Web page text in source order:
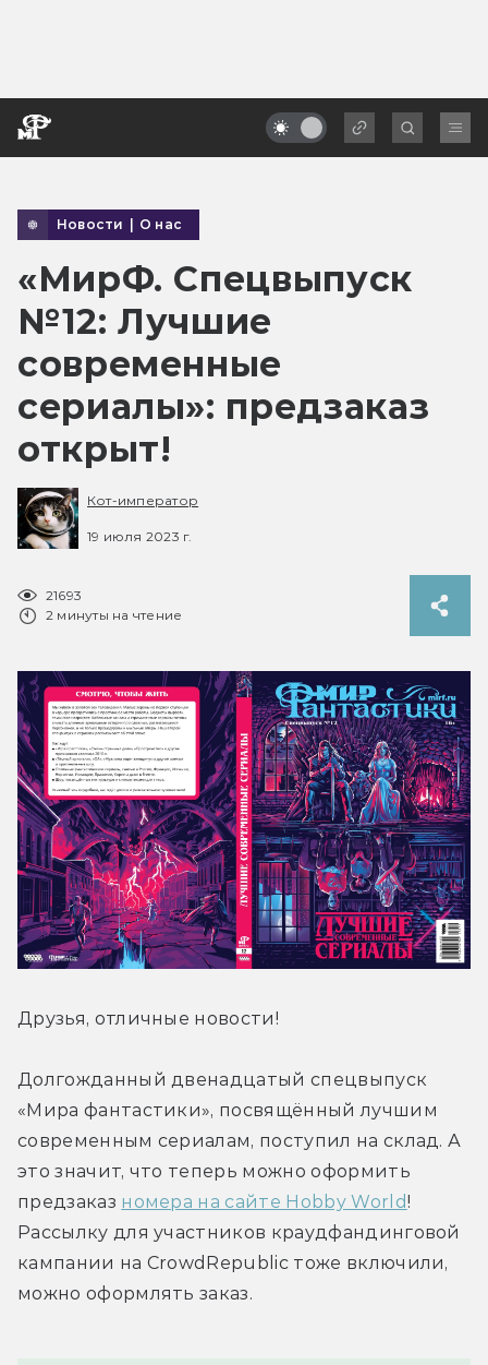
Новости | О нас
«МирФ. Спецвыпуск
№12: Лучшие
современные
сериалы»: предзаказ
открыт!
Кот-император
19 июля 2023 г.
21693
2 минуты на чтение
Друзья, отличные новости!
Долгожданный двенадцатый спецвыпуск
«Мира фантастики», посвящённый лучшим
современным сериалам, поступил на склад. А
это значит, что теперь можно оформить
предзаказ номера на сайте Hobby World!
Рассылку для участников краудфандинговой
кампании на CrowdRepublic тоже включили,
можно оформлять заказ.